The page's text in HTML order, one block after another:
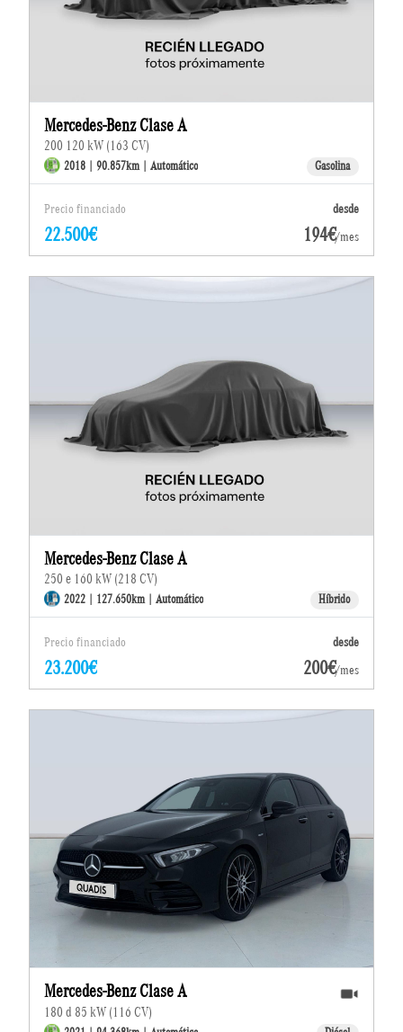
Mercedes-Benz Clase A
200 120 kW (163 CV)
2018 | 90.857km | Automático Gasolina
Precio financiado desde
22.500€ 194€/mes
Mercedes-Benz Clase A
250 e 160 kW (218 CV)
2022 | 127.650km | Automático Híbrido
Precio financiado desde
23.200€ 200€/mes
Mercedes-Benz Clase A
180 d 85 kW (116 CV)